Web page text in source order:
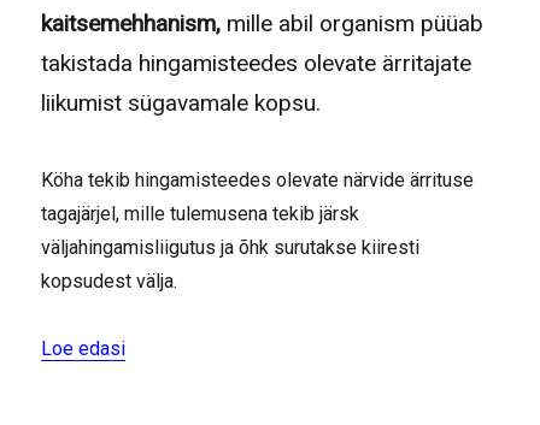
kaitsemehhanism, mille abil organism püüab
takistada hingamisteedes olevate ärritajate
liikumist sügavamale kopsu.
Köha tekib hingamisteedes olevate närvide ärrituse
tagajärjel, mille tulemusena tekib järsk
väljahingamisliigutus ja õhk surutakse kiiresti
kopsudest välja.
Loe edasi“Mis on köha ?”